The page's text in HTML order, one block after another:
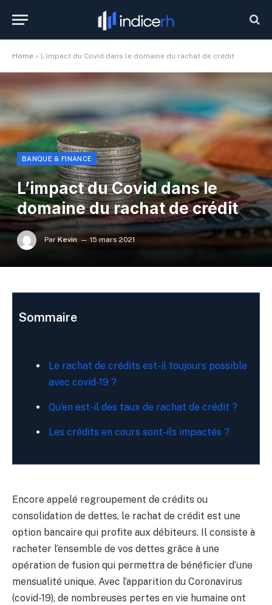
Home » L’impact du Covid dans le domaine du rachat de crédit
BANQUE & FINANCE
L’impact du Covid dans le
domaine du rachat de crédit
Par Kevin 15 mars 2021
Sommaire
Le rachat de crédits est-il toujours possible
avec covid-19 ?
Qu’en est-il des taux de rachat de crédit ?
Les crédits en cours sont-ils impactés ?
Encore appelé regroupement de crédits ou
consolidation de dettes, le rachat de crédit est une
option bancaire qui profite aux débiteurs. Il consiste à
racheter l’ensemble de vos dettes grâce à une
opération de fusion qui permettra de bénéficier d’une
mensualité unique. Avec l’apparition du Coronavirus
(covid-19), de nombreuses pertes en vie humaine ont